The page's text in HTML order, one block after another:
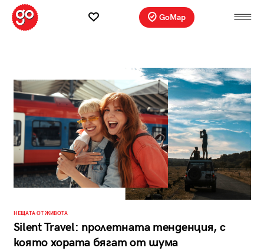
GoMap
НЕЩАТА ОТ ЖИВОТА
Silent Travel: пролетната тенденция, с
която хората бягат от шума